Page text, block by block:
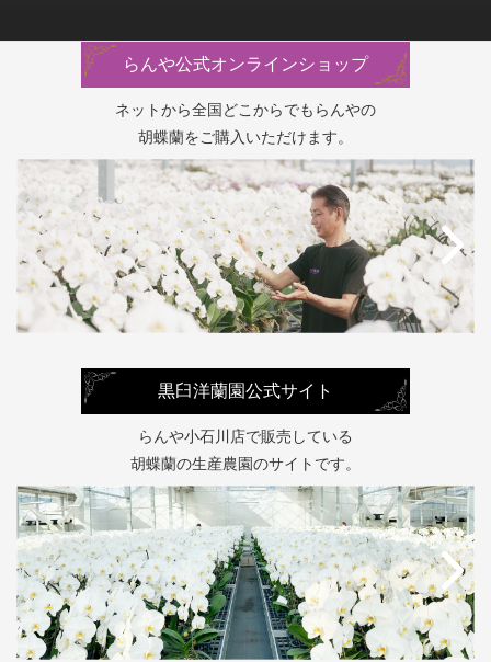
らんや公式オンラインショップ
ネットから全国どこからでもらんやの
胡蝶蘭をご購入いただけます。
黒臼洋蘭園公式サイト
らんや小石川店で販売している
胡蝶蘭の生産農園のサイトです。